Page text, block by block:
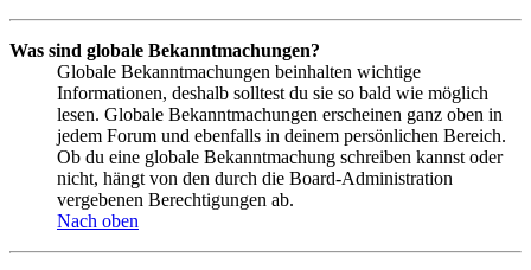
Was sind globale Bekanntmachungen?
Globale Bekanntmachungen beinhalten wichtige
Informationen, deshalb solltest du sie so bald wie möglich
lesen. Globale Bekanntmachungen erscheinen ganz oben in
jedem Forum und ebenfalls in deinem persönlichen Bereich.
Ob du eine globale Bekanntmachung schreiben kannst oder
nicht, hängt von den durch die Board-Administration
vergebenen Berechtigungen ab.
Nach oben